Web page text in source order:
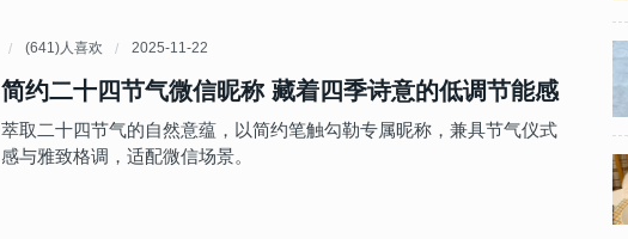
(641)人喜欢 2025-11-22
简约二十四节气微信昵称 藏着四季诗意的低调节能感
萃取二十四节气的自然意蕴，以简约笔触勾勒专属昵称，兼具节气仪式
感与雅致格调，适配微信场景。